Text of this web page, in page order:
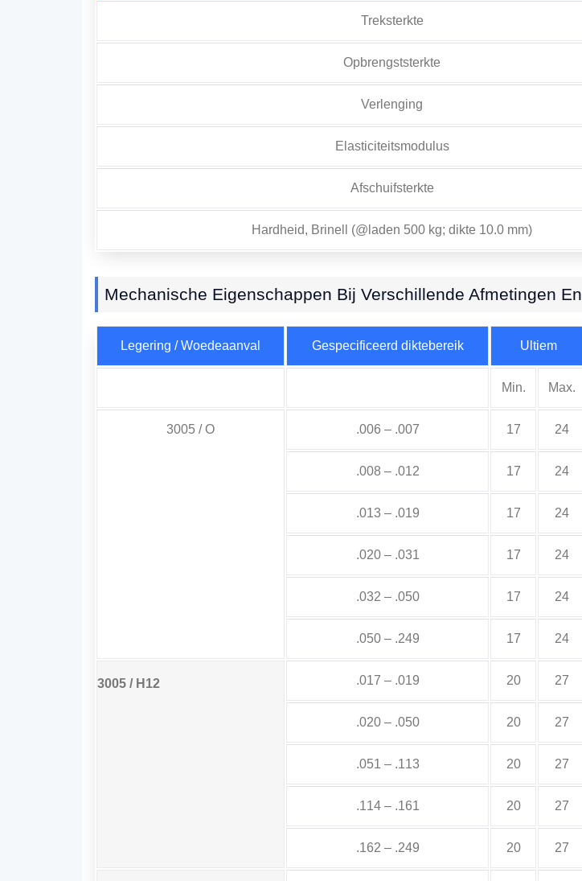
Treksterkte
Opbrengststerkte
Verlenging
Elasticiteitsmodulus
Afschuifsterkte
Hardheid, Brinell (@laden 500 kg; dikte 10.0 mm)
Mechanische Eigenschappen Bij Verschillende Afmetingen
Legering / Woedeaanval Gespecificeerd diktebereik Ultiem
Min. Max.
3005 / O .006 – .007 17 24
.008 – .012 17 24
.013 – .019 17 24
.020 – .031 17 24
.032 – .050 17 24
.050 – .249 17 24
3005 / H12 .017 – .019 20 27
.020 – .050 20 27
.051 – .113 20 27
.114 – .161 20 27
.162 – .249 20 27